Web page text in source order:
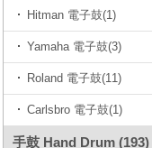
Hitman 電子鼓(1)
Yamaha 電子鼓(3)
Roland 電子鼓(11)
Carlsbro 電子鼓(1)
手鼓 Hand Drum (193)